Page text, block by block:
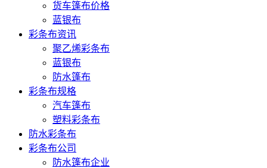
货车篷布价格
蓝银布
彩条布资讯
聚乙烯彩条布
蓝银布
防水篷布
彩条布规格
汽车篷布
塑料彩条布
防水彩条布
彩条布公司
防水篷布企业